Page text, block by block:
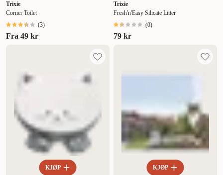
Trixie
Corner Toilet
(3)
Fra 49 kr
Trixie
Fresh'n'Easy Silicate Litter
(0)
79 kr
KJØP KJØP